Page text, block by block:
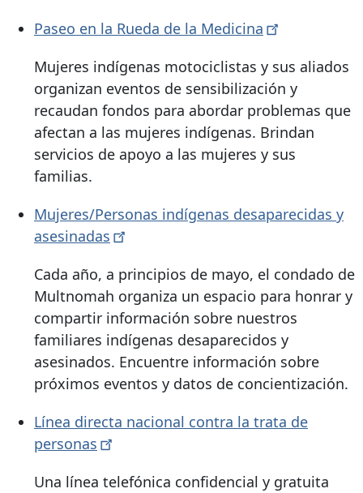
Paseo en la Rueda de la Medicina
Mujeres indígenas motociclistas y sus aliados
organizan eventos de sensibilización y
recaudan fondos para abordar problemas que
afectan a las mujeres indígenas. Brindan
servicios de apoyo a las mujeres y sus
familias.
Mujeres/Personas indígenas desaparecidas y
asesinadas
Cada año, a principios de mayo, el condado de
Multnomah organiza un espacio para honrar y
compartir información sobre nuestros
familiares indígenas desaparecidos y
asesinados. Encuentre información sobre
próximos eventos y datos de concientización.
Línea directa nacional contra la trata de
personas
Una línea telefónica confidencial y gratuita